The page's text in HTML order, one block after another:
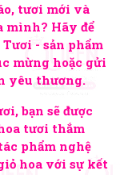
tươi mới và
mình? Hãy để
- sản phẩm
mừng hoặc gửi
yêu thương.
bạn sẽ được
tươi thắm
phẩm nghệ
hoa với sự kết